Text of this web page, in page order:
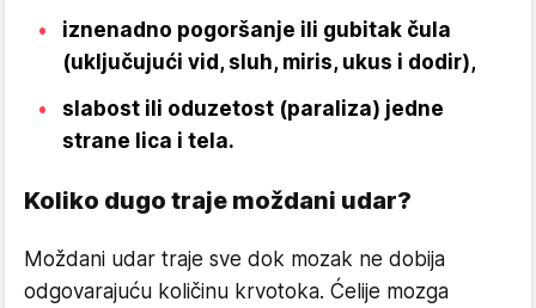
iznenadno pogoršanje ili gubitak čula
(uključujući vid, sluh, miris, ukus i dodir),
slabost ili oduzetost (paraliza) jedne
strane lica i tela.
Koliko dugo traje moždani udar?
Moždani udar traje sve dok mozak ne dobija
odgovarajuću količinu krvotoka. Ćelije mozga